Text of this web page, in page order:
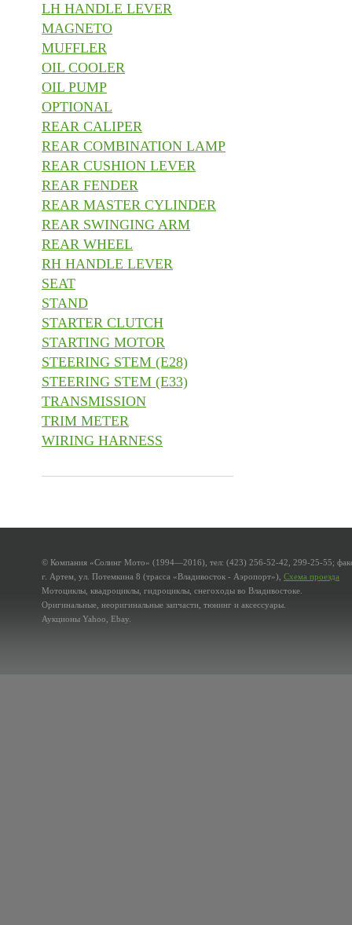
LH HANDLE LEVER
MAGNETO
MUFFLER
OIL COOLER
OIL PUMP
OPTIONAL
REAR CALIPER
REAR COMBINATION LAMP
REAR CUSHION LEVER
REAR FENDER
REAR MASTER CYLINDER
REAR SWINGING ARM
REAR WHEEL
RH HANDLE LEVER
SEAT
STAND
STARTER CLUTCH
STARTING MOTOR
STEERING STEM (E28)
STEERING STEM (E33)
TRANSMISSION
TRIM METER
WIRING HARNESS
© Компания «Солинг Мото» (1994—2016), тел: (423) 256-52-42, 299-25-55;
г. Артем, ул. Потемкина 8 (трасса «Владивосток - Аэропорт»), Схема проезда
Мотоциклы, квадроциклы, гидроциклы, снегоходы во Владивостоке.
Оригинальные, неоригинальные запчасти, тюнинг и аксессуары.
Аукционы Yahoo, Ebay.